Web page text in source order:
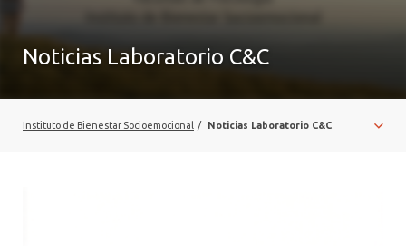
FORMAR
CONTACTO
Noticias Laboratorio C&C
Instituto de Bienestar Socioemocional / Noticias Laboratorio C&C